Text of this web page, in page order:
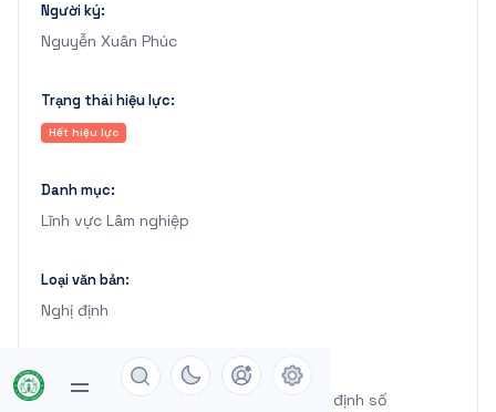
Người ký:
Nguyễn Xuân Phúc
Trạng thái hiệu lực:
Hết hiệu lực
Danh mục:
Lĩnh vực Lâm nghiệp
Loại văn bản:
Nghị định
Sửa đổi, bổ sung một số điều của Nghị định số